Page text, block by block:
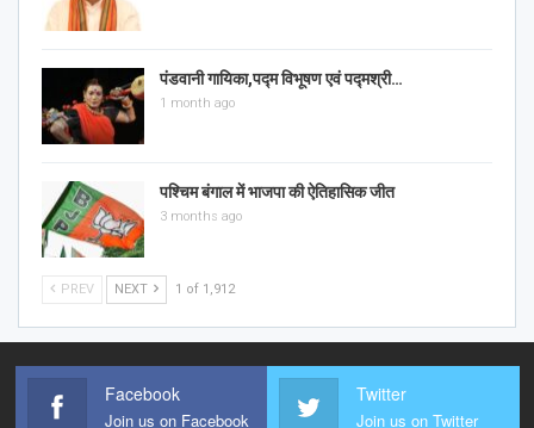
पंडवानी गायिका,पद्म विभूषण एवं पद्मश्री…
1 month ago
पश्चिम बंगाल में भाजपा की ऐतिहासिक जीत
3 months ago
PREV NEXT 1 of 1,912
Facebook
Join us on Facebook
Twitter
Join us on Twitter